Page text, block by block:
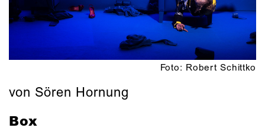
Foto: Robert Schittko
von Sören Hornung
Box